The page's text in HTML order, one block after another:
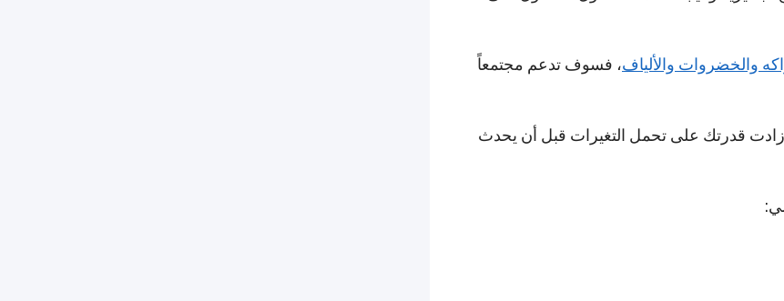
والخضروات والألياف، فسوف تدعم مجتمعاً
زادت قدرتك على تحمل التغيرات قبل أن يحدث